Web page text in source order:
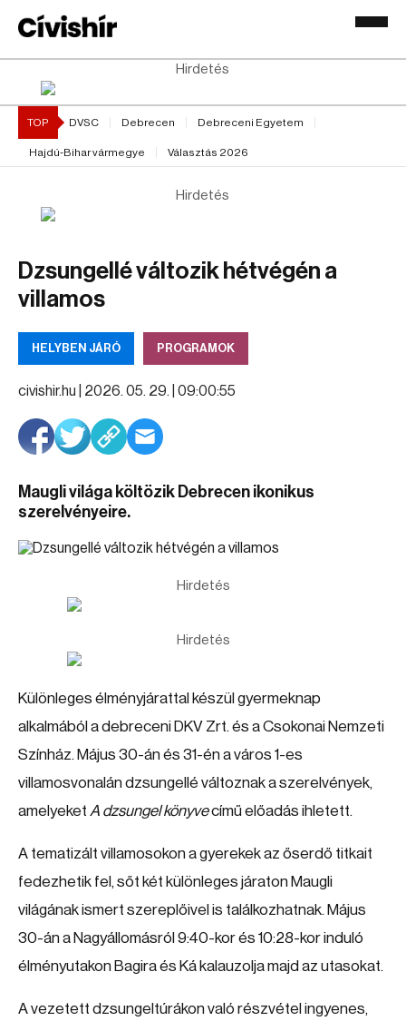
Hirdetés
TOP DVSC Debrecen Debreceni Egyetem
Hajdú-Bihar vármegye Választás 2026
Hirdetés
Dzsungellé változik hétvégén a
villamos
HELYBEN JÁRÓ PROGRAMOK
civishir.hu | 2026. 05. 29. | 09:00:55
Maugli világa költözik Debrecen ikonikus
szerelvényeire.
Hirdetés
Hirdetés
Különleges élményjárattal készül gyermeknap
alkalmából a debreceni DKV Zrt. és a Csokonai Nemzeti
Színház. Május 30-án és 31-én a város 1-es
villamosvonalán dzsungellé változnak a szerelvények,
amelyeket A dzsungel könyvecímű előadás ihletett.
A tematizált villamosokon a gyerekek az őserdő titkait
fedezhetik fel, sőt két különleges járaton Maugli
világának ismert szereplőivel is találkozhatnak. Május
30-án a Nagyállomásról 9:40-kor és 10:28-kor induló
élményutakon Bagira és Ká kalauzolja majd az utasokat.
A vezetett dzsungeltúrákon való részvétel ingyenes,